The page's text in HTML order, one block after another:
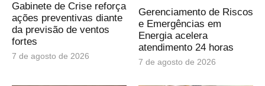
Gabinete de Crise reforça
ações preventivas diante
da previsão de ventos
fortes
7 de agosto de 2026
Gerenciamento de Riscos
e Emergências em
Energia acelera
atendimento 24 horas
7 de agosto de 2026